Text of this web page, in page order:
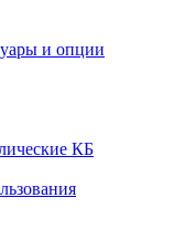
и опции
КБ